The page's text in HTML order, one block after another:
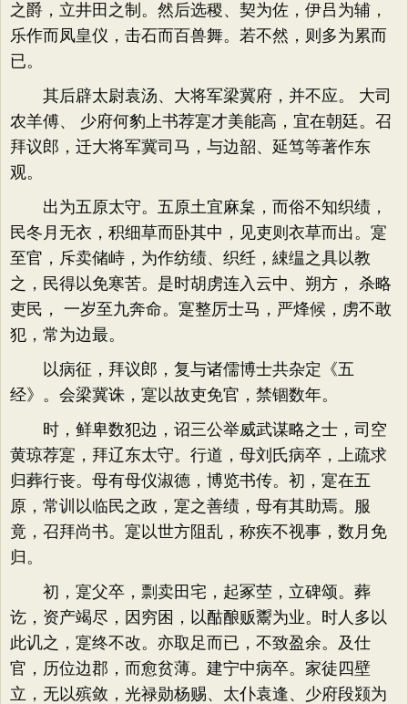
之爵，立井田之制。然后选稷、契为佐，伊吕为辅，
乐作而凤皇仪，击石而百兽舞。若不然，则多为累而
已。
其后辟太尉袁汤、大将军梁冀府，并不应。 大司
农羊傅、 少府何豹上书荐寔才美能高，宜在朝廷。召
拜议郎，迁大将军冀司马，与边韶、延笃等著作东
观。
出为五原太守。五原土宜麻枲，而俗不知织绩，
民冬月无衣，积细草而卧其中，见吏则衣草而出。寔
至官，斥卖储峙，为作纺绩、织纴，綀缊之具以教
之，民得以免寒苦。是时胡虏连入云中、朔方， 杀略
吏民， 一岁至九奔命。寔整厉士马，严烽候，虏不敢
犯，常为边最。
以病征，拜议郎，复与诸儒博士共杂定《五
经》。会梁冀诛，寔以故吏免官，禁锢数年。
时，鲜卑数犯边，诏三公举威武谋略之士，司空
黄琼荐寔，拜辽东太守。行道，母刘氏病卒，上疏求
归葬行丧。母有母仪淑德，博览书传。初，寔在五
原，常训以临民之政，寔之善绩，母有其助焉。服
竟，召拜尚书。寔以世方阻乱，称疾不视事，数月免
归。
初，寔父卒，剽卖田宅，起冢茔，立碑颂。葬
讫，资产竭尽，因穷困，以酤酿贩鬻为业。时人多以
此讥之，寔终不改。亦取足而已，不致盈余。及仕
官，历位边郡，而愈贫薄。建宁中病卒。家徒四壁
立，无以殡敛，光禄勋杨赐、太仆袁逢、少府段颎为